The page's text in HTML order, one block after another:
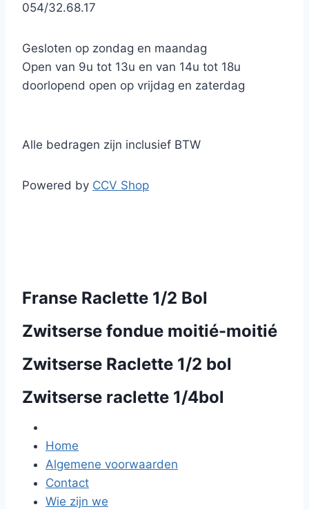
054/32.68.17
Gesloten op zondag en maandag
Open van 9u tot 13u en van 14u tot 18u
doorlopend open op vrijdag en zaterdag
Alle bedragen zijn inclusief BTW
Powered by CCV Shop
Franse Raclette 1/2 Bol
Zwitserse fondue moitié-moitié
Zwitserse Raclette 1/2 bol
Zwitserse raclette 1/4bol
Home
Algemene voorwaarden
Contact
Wie zijn we